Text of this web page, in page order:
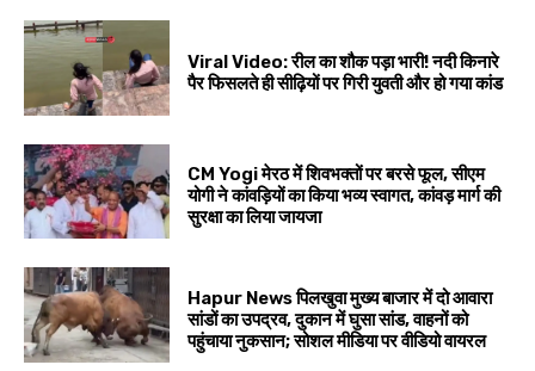
Viral Video: रील का शौक पड़ा भारी! नदी किनारे
पैर फिसलते ही सीढ़ियों पर गिरी युवती और हो गया कांड
CM Yogi मेरठ में शिवभक्तों पर बरसे फूल, सीएम
योगी ने कांवड़ियों का किया भव्य स्वागत, कांवड़ मार्ग की
सुरक्षा का लिया जायजा
Hapur News पिलखुवा मुख्य बाजार में दो आवारा
सांडों का उपद्रव, दुकान में घुसा सांड, वाहनों को
पहुंचाया नुकसान; सोशल मीडिया पर वीडियो वायरल